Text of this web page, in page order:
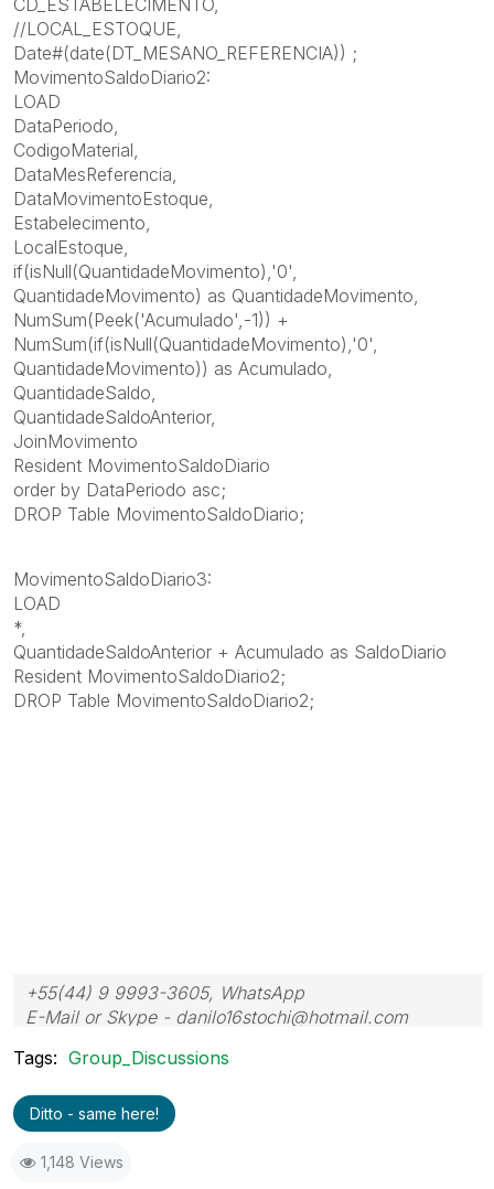
//LOCAL_ESTOQUE,
Date#(date(DT_MESANO_REFERENCIA)) ;
MovimentoSaldoDiario2:
LOAD
DataPeriodo,
CodigoMaterial,
DataMesReferencia,
DataMovimentoEstoque,
Estabelecimento,
LocalEstoque,
if(isNull(QuantidadeMovimento),'0',
QuantidadeMovimento) as QuantidadeMovimento,
NumSum(Peek('Acumulado',-1)) +
NumSum(if(isNull(QuantidadeMovimento),'0',
QuantidadeMovimento)) as Acumulado,
QuantidadeSaldo,
QuantidadeSaldoAnterior,
JoinMovimento
Resident MovimentoSaldoDiario
order by DataPeriodo asc;
DROP Table MovimentoSaldoDiario;
MovimentoSaldoDiario3:
LOAD
*,
QuantidadeSaldoAnterior + Acumulado as SaldoDiario
Resident MovimentoSaldoDiario2;
DROP Table MovimentoSaldoDiario2;
+55(44) 9 9993-3605, WhatsApp
E-Mail or Skype - danilo16stochi@hotmail.com
Tags: Group_Discussions
Ditto - same here!
1,148 Views